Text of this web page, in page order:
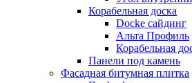
Корабельная доска
Docke сайдинг
Альта Профиль
Корабельная
Панели под камень
Фасадная битумная плитка